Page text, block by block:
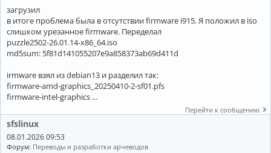
загрузил
в итоге проблема была в отсутствии firmware i915. Я положил в iso
слишком урезанное firmware. Переделал
puzzle2502-26.01.14-x86_64.iso
md5sum: 5f81d141055207e9a858373ab69d411d
irmware взял из debian13 и разделил так:
firmware-amd-graphics_20250410-2-sf01.pfs
firmware-intel-graphics ...
Перейти к сообщению
sfslinux
08.01.2026 09:53
Форум: Переводы и разработки арчеводов